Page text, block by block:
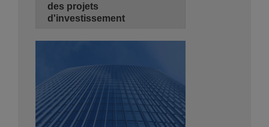
des projets
d'investissement
3 jours
de 08:30 - 14:00
Hyatt Regency Algiers
Se Pré-inscrire Détails